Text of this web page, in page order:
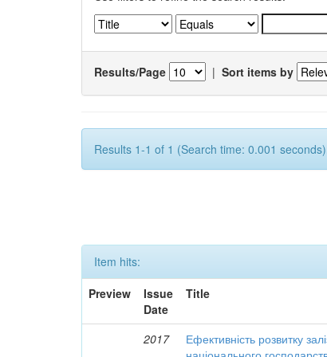
Results/Page | Sort items by
Results 1-1 of 1 (Search time: 0.001
Item hits:
Preview
Issue
Date
Title
2017
Ефективність розвитку